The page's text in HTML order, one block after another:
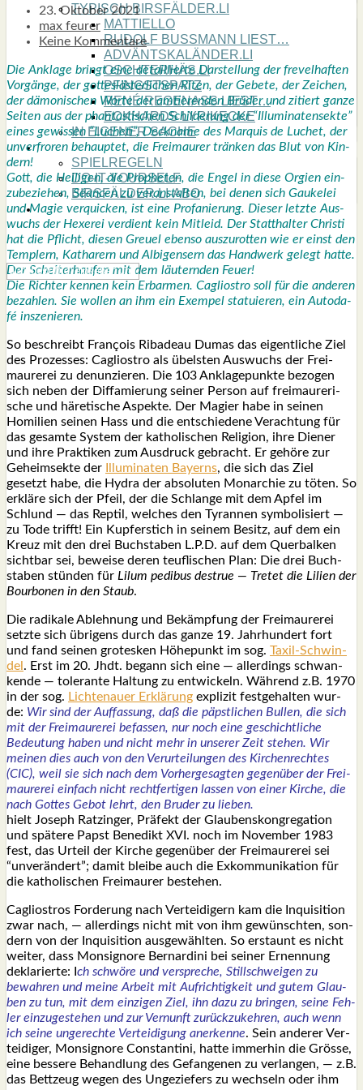
TYPISCH BIRSFÄLDER.LI
MATTIELLO
RUDOLF BUSS­MANN LIEST…
ADVÄNTSKALÄNDER.LI
OSCHTERHÄS.LI
PFINGST­SPATZ
RENÉ REGEN­ASS LIEST…
ECK­HARDS LYRIK­ECKE
IN EIGE­NER SACHE
SO GOOT’S
SPIEL­RE­GELN
DO-IT-YOUR­S­ELF
BIRSFÄLDER.LI-ABO
SHOUT­BOX
23. Oktober 2021
max feurer
Keine Kommentare
Die Ankla­ge bringt eine detail­lier­te Dar­stel­lung der fre­vel­haf­ten
Vor­gän­ge, der got­tes­läs­ter­li­chen Riten, der Gebe­te, der Zei­chen,
der dämo­ni­schen Wor­te deramtie­ren­den Brü­der und zitiert gan­ze
Sei­ten aus der phan­tas­ti­schen Schil­de­rung der “Illu­mi­na­ten­sek­te”
eines gewis­sen “Luch­eti”, Deck­na­me des Mar­quis de Luchet, der
unver­fro­ren behaup­tet, die Frei­mau­rer trän­ken das Blut von Kin­
dern!
Gott, die Hei­li­gen, die Pro­phe­ten, die Engel in die­se Orgi­en ein­
zu­be­zie­hen, Séan­cen zu ver­an­stal­ten, bei denen sich Gau­ke­lei
und Magie ver­qui­cken, ist eine Pro­fa­nie­rung. Die­ser letz­te Aus­
wuchs der Hexe­rei ver­dient kein Mit­leid. Der Statt­hal­ter Chris­ti
hat die Pflicht, die­sen Greu­el eben­so aus­zu­rot­ten wie er einst den
Temp­lern, Katha­rern und Albi­gen­sern das Hand­werk gelegt hat­te.
Der Schei­ter­hau­fen mit dem läu­tern­den Feu­er!
Die Rich­ter ken­nen kein Erbar­men. Cagli­os­tro soll für die ande­ren
bezah­len. Sie wol­len an ihm ein Exem­pel sta­tu­ie­ren, ein Auto­da­
fé insze­nie­ren.
So beschreibt Fran­çois Riba­deau Dumas das eigent­li­che Ziel
des Pro­zes­ses: Cagli­os­tro als übels­ten Aus­wuchs der Frei­
mau­re­rei zu denun­zie­ren. Die 103 Ankla­ge­punk­te bezo­gen
sich neben der Dif­fa­mie­rung sei­ner Per­son auf frei­mau­re­ri­
sche und häre­ti­sche Aspek­te. Der Magi­er habe in sei­nen
Homi­li­en sei­nen Hass und die ent­schie­de­ne Ver­ach­tung für
das gesam­te Sys­tem der katho­li­schen Reli­gi­on, ihre Die­ner
und ihre Prak­ti­ken zum Aus­druck gebracht. Er gehö­re zur
Geheim­sek­te der
Illu­mi­na­ten Bay­erns, die sich das Ziel
gesetzt habe, die Hydra der abso­lu­ten Mon­ar­chie zu töten. So
erklä­re sich der Pfeil, der die Schlan­ge mit dem Apfel im
Schlund — das Rep­til, wel­ches den Tyran­nen sym­bo­li­siert —
zu Tode trifft! Ein Kup­fer­stich in sei­nem Besitz, auf dem ein
Kreuz mit den drei Buch­sta­ben L.P.D. auf dem Quer­bal­ken
sicht­bar sei, bewei­se deren teuf­li­schen Plan: Die drei Buch­
sta­ben stün­den für Lilum pedi­bus destrue — Tre­tet die Lili­en der
Bour­bo­nen in den Staub.
Die radi­ka­le Ableh­nung und Bekämp­fung der Frei­mau­re­rei
setz­te sich übri­gens durch das gan­ze 19. Jahr­hun­dert fort
und fand sei­nen gro­tes­ken Höhe­punkt im sog. Taxil-Schwin­
del . Erst im 20. Jhdt. begann sich eine — aller­dings schwan­
ken­de — tole­ran­te Hal­tung zu ent­wi­ckeln. Wäh­rend z.B. 1970
in der sog. Lich­ten­au­er Erklä­rung expli­zit fest­ge­hal­ten wur­
de: Wir sind der Auf­fas­sung, daß die päpst­li­chen Bul­len, die sich
mit der Frei­mau­re­rei befas­sen, nur noch eine geschicht­li­che
Bedeu­tung haben und nicht mehr in unse­rer Zeit ste­hen. Wir
mei­nen dies auch von den Ver­ur­tei­lun­gen des Kir­chen­rech­tes
(CIC), weil sie sich nach dem Vor­her­ge­sag­ten gegen­über der Frei­
mau­re­rei ein­fach nicht recht­fer­ti­gen las­sen von einer Kir­che, die
nach Got­tes Gebot lehrt, den Bru­der zu lie­ben.
hielt Joseph Ratz­in­ger, Prä­fekt der Glau­bens­kon­gre­ga­ti­on
und spä­te­re Papst Bene­dikt XVI. noch im Novem­ber 1983
fest, das Urteil der Kir­che gegen­über der Frei­mau­re­rei sei
“unver­än­dert”; damit blei­be auch die Exkom­mu­ni­ka­ti­on für
die katho­li­schen Frei­mau­rer bestehen.
Cagli­ostros For­de­rung nach Ver­tei­di­gern kam die Inqui­si­ti­on
zwar nach, — aller­dings nicht mit von ihm gewünsch­ten, son­
dern von der Inqui­si­ti­on aus­ge­wähl­ten. So erstaunt es nicht
wei­ter, dass Mon­si­gno­re Ber­nar­di­ni bei sei­ner Ernen­nung
dekla­rier­te: I ch schwö­re und ver­spre­che, Still­schwei­gen zu
bewah­ren und mei­ne Arbeit mit Auf­rich­tig­keit und gutem Glau­
ben zu tun, mit dem ein­zi­gen Ziel, ihn dazu zu brin­gen, sei­ne Feh­
ler ein­zu­ge­ste­hen und zur Ver­nunft zurück­zu­keh­ren, auch wenn
ich sei­ne unge­rech­te Ver­tei­di­gung aner­ken­ne. Sein ande­rer Ver­
tei­di­ger, Mon­si­gno­re Con­stan­ti­ni, hat­te immer­hin die Grös­se,
eine bes­se­re Behand­lung des Gefan­ge­nen zu ver­lan­gen, — z.B.
das Bett­zeug wegen des Unge­zie­fers zu wech­seln oder ihm